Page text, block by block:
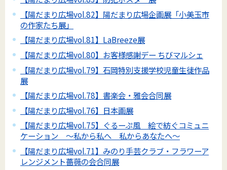
【陽だまり広場vol.82】陽だまり広場企画展「小美玉市
の作家たち展」
【陽だまり広場vol.81】LaBreeze展
【陽だまり広場vol.80】お客様感謝デー ちびマルシェ
【陽だまり広場vol.79】石岡特別支援学校児童生徒作品
展
【陽だまり広場vol.78】書楽会・雅会合同展
【陽だまり広場vol.76】日本画展
【陽だまり広場vol.75】ぐるーぷ風 絵で紡ぐコミュニ
ケーション ～私から私へ 私からあなたへ～
【陽だまり広場vol.71】みのり手芸クラブ・フラワーア
レンジメント薔薇の会合同展